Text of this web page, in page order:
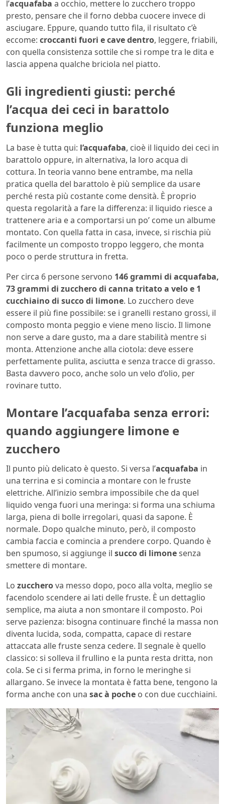
l’acquafaba a occhio, mettere lo zucchero troppo
presto, pensare che il forno debba cuocere invece di
asciugare. Eppure, quando tutto fila, il risultato c’è
eccome: croccanti fuori e cave dentro, leggere, friabili,
con quella consistenza sottile che si rompe tra le dita e
lascia appena qualche briciola nel piatto.
Gli ingredienti giusti: perché
l’acqua dei ceci in barattolo
funziona meglio
La base è tutta qui: l’acquafaba, cioè il liquido dei ceci in
barattolo oppure, in alternativa, la loro acqua di
cottura. In teoria vanno bene entrambe, ma nella
pratica quella del barattolo è più semplice da usare
perché resta più costante come densità. È proprio
questa regolarità a fare la differenza: il liquido riesce a
trattenere aria e a comportarsi un po’ come un albume
montato. Con quella fatta in casa, invece, si rischia più
facilmente un composto troppo leggero, che monta
poco o perde struttura in fretta.
Per circa 6 persone servono 146 grammi di acquafaba,
73 grammi di zucchero di canna tritato a velo e 1
cucchiaino di succo di limone. Lo zucchero deve
essere il più fine possibile: se i granelli restano grossi, il
composto monta peggio e viene meno liscio. Il limone
non serve a dare gusto, ma a dare stabilità mentre si
monta. Attenzione anche alla ciotola: deve essere
perfettamente pulita, asciutta e senza tracce di grasso.
Basta davvero poco, anche solo un velo d’olio, per
rovinare tutto.
Montare l’acquafaba senza errori:
quando aggiungere limone e
zucchero
Il punto più delicato è questo. Si versa l’acquafaba in
una terrina e si comincia a montare con le fruste
elettriche. All’inizio sembra impossibile che da quel
liquido venga fuori una meringa: si forma una schiuma
larga, piena di bolle irregolari, quasi da sapone. È
normale. Dopo qualche minuto, però, il composto
cambia faccia e comincia a prendere corpo. Quando è
ben spumoso, si aggiunge il succo di limonesenza
smettere di montare.
Lo zuccherova messo dopo, poco alla volta, meglio se
facendolo scendere ai lati delle fruste. È un dettaglio
semplice, ma aiuta a non smontare il composto. Poi
serve pazienza: bisogna continuare finché la massa non
diventa lucida, soda, compatta, capace di restare
attaccata alle fruste senza cedere. Il segnale è quello
classico: si solleva il frullino e la punta resta dritta, non
cola. Se ci si ferma prima, in forno le meringhe si
allargano. Se invece la montata è fatta bene, tengono la
forma anche con una sac à poche o con due cucchiaini.